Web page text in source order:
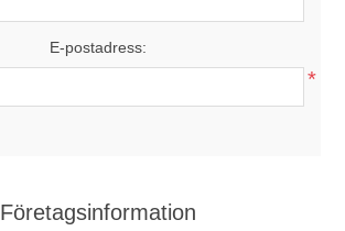
E-postadress:
*
Företagsinformation